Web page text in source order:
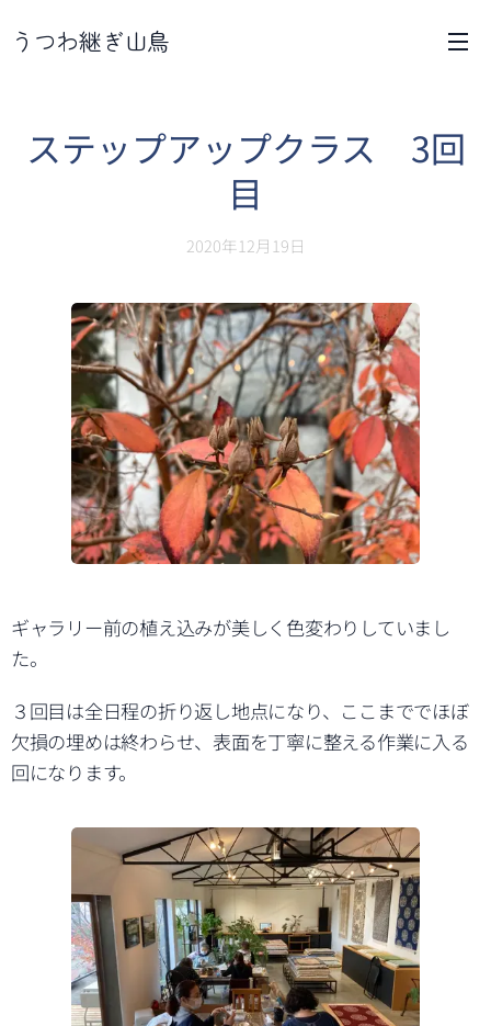
うつわ継ぎ山鳥
ステップアップクラス 3回
目
2020年12月19日
ギャラリー前の植え込みが美しく色変わりしていまし
た。
３回目は全日程の折り返し地点になり、ここまででほぼ
欠損の埋めは終わらせ、表面を丁寧に整える作業に入る
回になります。